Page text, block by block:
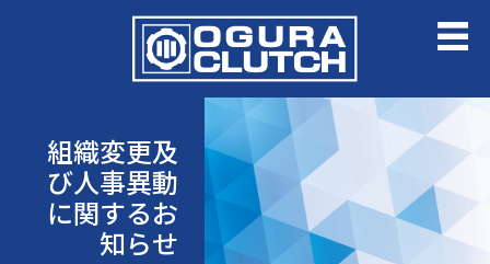
組織変更及
び人事異動
に関するお
知らせ